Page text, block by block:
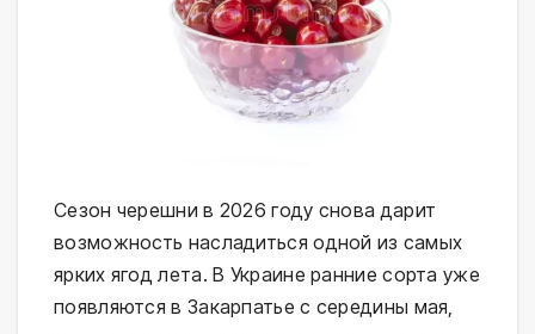
Сезон черешни в 2026 году снова дарит
возможность насладиться одной из самых
ярких ягод лета. В Украине ранние сорта уже
появляются в Закарпатье с середины мая,